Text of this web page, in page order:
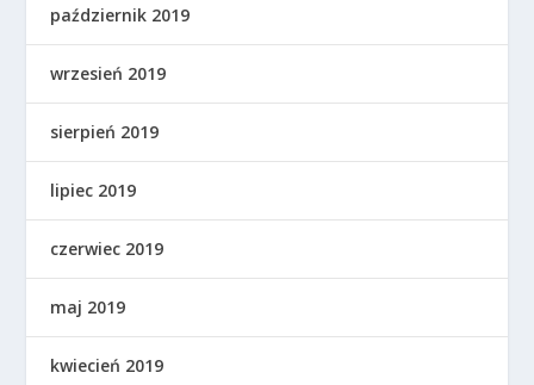
październik 2019
wrzesień 2019
sierpień 2019
lipiec 2019
czerwiec 2019
maj 2019
kwiecień 2019